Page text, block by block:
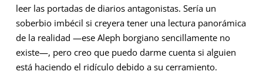
leer las portadas de diarios antagonistas. Sería un
soberbio imbécil si creyera tener una lectura panorámica
de la realidad —ese Aleph borgiano sencillamente no
existe—, pero creo que puedo darme cuenta si alguien
está haciendo el ridículo debido a su cerramiento.